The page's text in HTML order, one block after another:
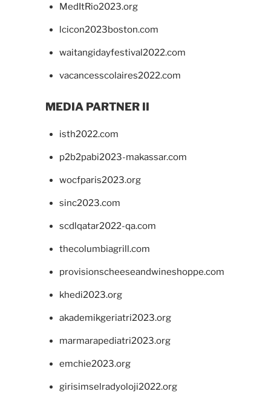
MedItRio2023.org
lcicon2023boston.com
waitangidayfestival2022.com
vacancesscolaires2022.com
MEDIA PARTNER II
isth2022.com
p2b2pabi2023-makassar.com
wocfparis2023.org
sinc2023.com
scdlqatar2022-qa.com
thecolumbiagrill.com
provisionscheeseandwineshoppe.com
khedi2023.org
akademikgeriatri2023.org
marmarapediatri2023.org
emchie2023.org
girisimselradyoloji2022.org